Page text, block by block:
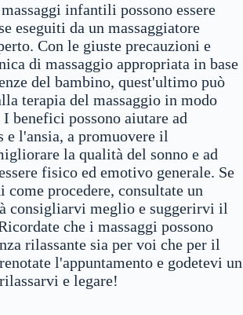
infantili possono essere
eseguiti da un massaggiatore
Con le giuste precauzioni e
di massaggio appropriata in base
del bambino, quest'ultimo può
terapia del massaggio in modo
benefici possono aiutare ad
e l'ansia, a promuovere il
la qualità del sonno e ad
fisico ed emotivo generale. Se
come procedere, consultate un
consigliarvi meglio e suggerirvi il
che i massaggi possono
rilassante sia per voi che per il
l'appuntamento e godetevi un
e legare!